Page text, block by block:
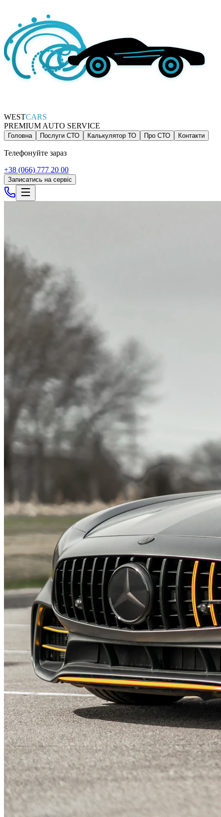
WESTCARS
PREMIUM AUTO SERVICE
Головна Послуги СТО Калькулятор ТО Про СТО Контакти
Телефонуйте зараз
+38 (066) 777 20 00
Записатись на сервіс